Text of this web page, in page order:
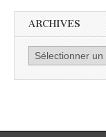
ARCHIVES
Archives